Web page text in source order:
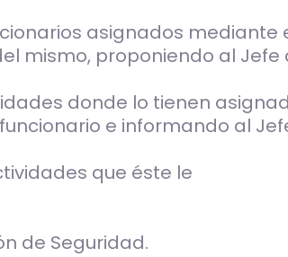
asignados mediante
mismo, proponiendo al Jefe
donde lo tienen
e informando al
que éste le
de Seguridad.